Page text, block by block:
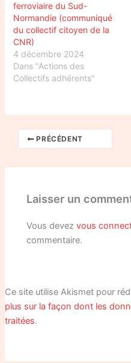
ferroviaire du Sud-
Normandie (communiqué
du collectif citoyen de la
CNR)
4 décembre 2024
Dans "Actions des
Collectifs adhérents"
PRÉCÉDENT
Laisser un
Vous devezvous
commentaire.
Ce site utilise Akismet pour
plus sur la façon dont les
traitées.